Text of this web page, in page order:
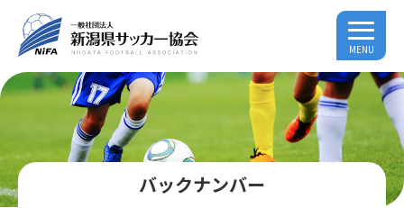
MENU
バックナンバー